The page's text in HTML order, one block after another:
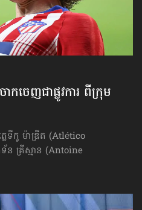
ចេញ​ជាផ្លូវការ ពីក្រុម
លេទីកូ ម៉ាឌ្រីត (Atlético
គ្រីស្មាន (Antoine